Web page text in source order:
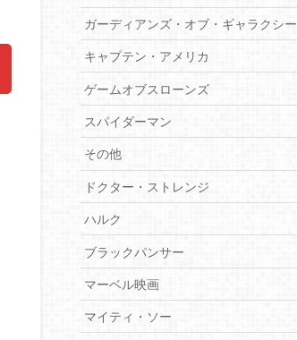
ガーディアンズ・オブ・ギャラクシー
キャプテン・アメリカ
ゲームオブスローンズ
スパイダーマン
その他
ドクター・ストレンジ
ハルク
ブラックパンサー
マーベル映画
マイティ・ソー